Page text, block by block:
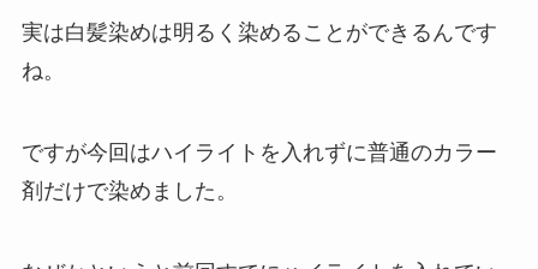
実は白髪染めは明るく染めることができるんです
ね。
ですが今回はハイライトを入れずに普通のカラー
剤だけで染めました。